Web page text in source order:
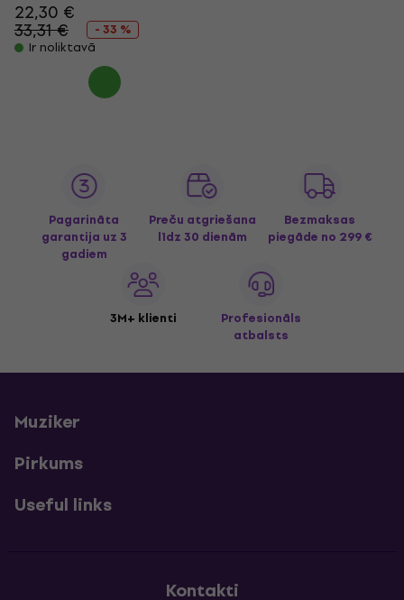
22,30 €
33,31 €
- 33 %
Ir noliktavā
Pagarināta
garantija uz 3
gadiem
Preču atgriešana
līdz 30 dienām
Bezmaksas
piegāde no 299 €
3M+ klienti
Profesionāls
atbalsts
Muziker
Pirkums
Useful links
Kontakti